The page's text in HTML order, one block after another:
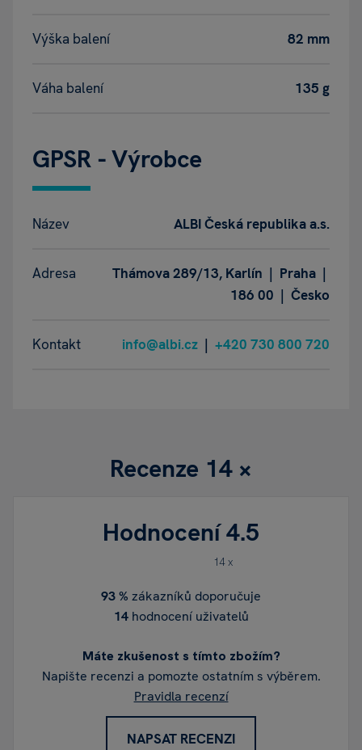
Výška balení 82 mm
Váha balení 135 g
GPSR - Výrobce
Název ALBI Česká republika a.s.
Adresa
Thámova 289/13, Karlín | Praha |
186 00 | Česko
Kontakt info@albi.cz | +420 730 800 720
Recenze 14 ×
Hodnocení4.5
14 x
93 % zákazníků doporučuje
14hodnocení uživatelů
Máte zkušenost s tímto zbožím?
Napište recenzi a pomozte ostatním s výběrem.
Pravidla recenzí
NAPSAT RECENZI